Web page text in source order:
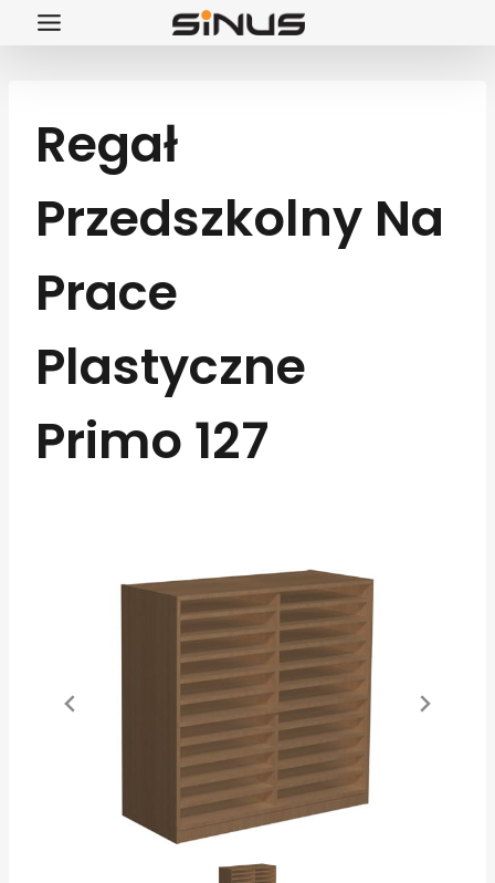
Przejdź
Regał
Przedszkolny Na
Prace
Plastyczne
Primo 127